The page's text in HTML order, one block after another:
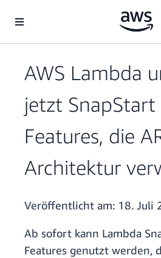
Überspringen zum Hauptinhalt
AWS Lambda
jetzt SnapStart
Features, die
Architektur
Veröffentlicht am: 18. Juli
Ab sofort kann Lambda
Features genutzt werden,